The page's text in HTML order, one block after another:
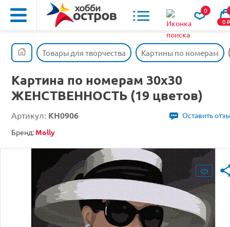
0
0o
Товары для творчества Картины по номерам
Картина по номерам 30х30
ЖЕНСТВЕННОСТЬ (19 цветов)
Артикул: KH0906
Оставить
Бренд: Molly